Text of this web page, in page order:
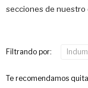
secciones de nuestro
Filtrando por:
Te recomendamos